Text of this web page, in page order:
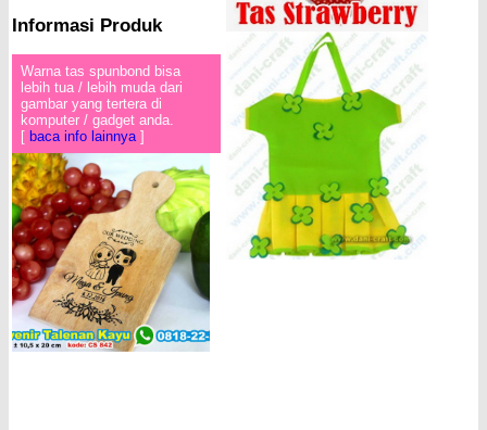
Informasi Produk
Warna tas spunbond bisa
lebih tua / lebih muda dari
gambar yang tertera di
komputer / gadget anda.
[ baca info lainnya]